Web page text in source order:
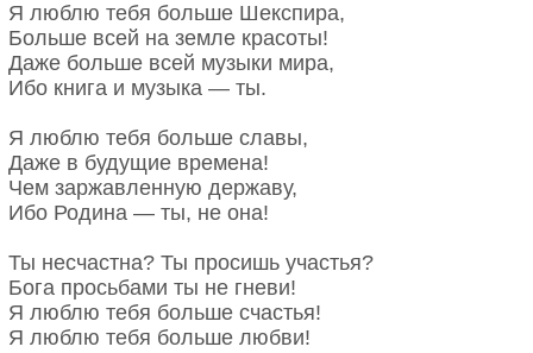
Самка орангутана с детёнышем. Человекообразные обезьяны кормят
малышей изо рта в рот — возможно, отсюда и родился поцелуй.
полусгнившую изгородь ада
по-мальчишески перемахну.
Я люблю тебя больше Шекспира,
Больше всей на земле красоты!
Даже больше всей музыки мира,
Ибо книга и музыка — ты.
Я люблю тебя больше славы,
Даже в будущие времена!
Чем заржавленную державу,
Ибо Родина — ты, не она!
Ты несчастна? Ты просишь участья?
Бога просьбами ты не гневи!
Я люблю тебя больше счастья!
Я люблю тебя больше любви!